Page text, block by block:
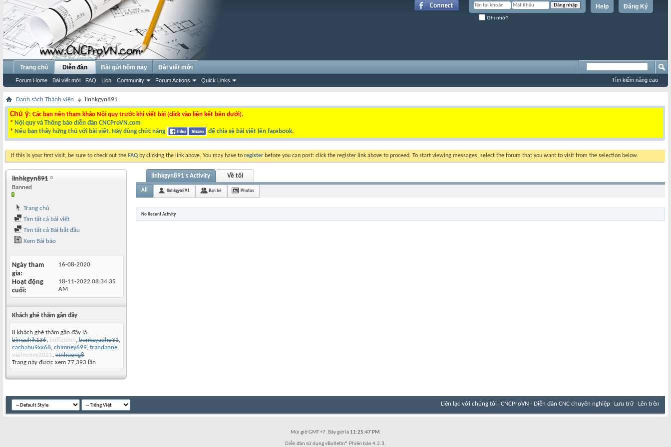
Đăng Ký
Help
Ghi nhớ?
Trang chủ Diễn đàn
Forum Home Bài viết mới FAQ Lịch Community Forum Actions Quick Links
Bài gửi hôm nay Bài viết mới
Tìm kiếm nâng cao
Danh sách Thành viên linhkgyn891
Chú ý: Các bạn nên tham khảo Nội quy trước khi viết bài (click vào liên kết bên dưới).
* Nội quy và Thông báo diễn đàn CNCProVN.com
* Nếu bạn thấy hứng thú với bài viết. Hãy dùng chức năng để chia sẻ bài viết lên facebook.
If this is your first visit, be sure to check out the FAQ by clicking the link above. You may have to register before you can post: click the register link above to proceed. To start viewing messages, select the forum that you want to visit from the selection below.
linhkgyn891
Banned
Trang chủ
Tìm tất cả bài viết
Tìm tất cả Bài bắt đầu
Xem Bài báo
Ngày tham
gia
16-08-2020
Hoạt động
cuối
18-11-2022 08:34:35
AM
Khách ghé thăm gần đây
8 khách ghé thăm gần đây là:
bimaahik136, buffetdon, bunkeyadho31,
cachabu9xx68, chimney699, trandanne,
vacincovy2021, vtnhuong8
Trang này được xem 77,393 lần
linhkgyn891's Activity Về tôi
All linhkgyn891 Bạn bè Photos
No Recent Activity
Liên lạc với chúng tôi CNCProVN - Diễn đàn CNC chuyên nghiệp Lưu trữ Lên trên
Múi giờ GMT +7. Bây giờ là 11:25:47 PM.
Diễn đàn sử dụng vBulletin® Phiên bản 4.2.3.